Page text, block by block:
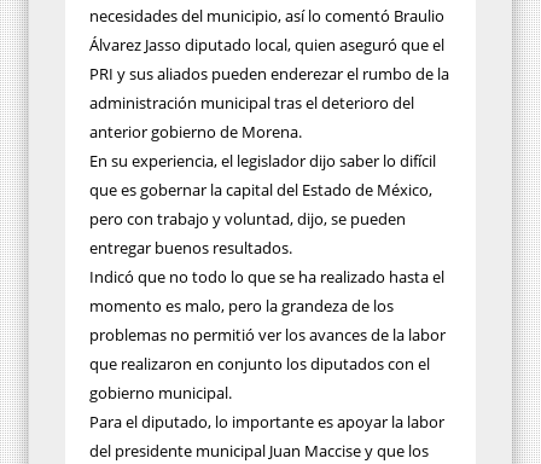
necesidades del municipio, así lo comentó Braulio
Álvarez Jasso diputado local, quien aseguró que el
PRI y sus aliados pueden enderezar el rumbo de la
administración municipal tras el deterioro del
anterior gobierno de Morena.
En su experiencia, el legislador dijo saber lo difícil
que es gobernar la capital del Estado de México,
pero con trabajo y voluntad, dijo, se pueden
entregar buenos resultados.
Indicó que no todo lo que se ha realizado hasta el
momento es malo, pero la grandeza de los
problemas no permitió ver los avances de la labor
que realizaron en conjunto los diputados con el
gobierno municipal.
Para el diputado, lo importante es apoyar la labor
del presidente municipal Juan Maccise y que los